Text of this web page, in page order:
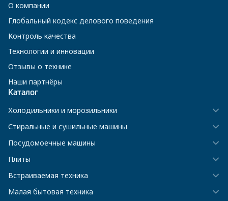
О компании
Глобальный кодекс делового поведения
Контроль качества
Технологии и инновации
Отзывы о технике
Наши партнёры
Каталог
Холодильники и морозильники
Стиральные и сушильные машины
Посудомоечные машины
Плиты
Встраиваемая техника
Малая бытовая техника